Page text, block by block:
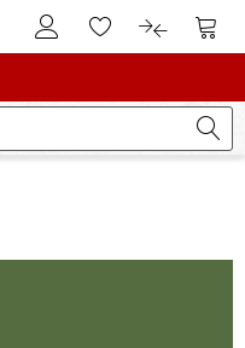
Vers le compte client
Vers la liste
Vers le